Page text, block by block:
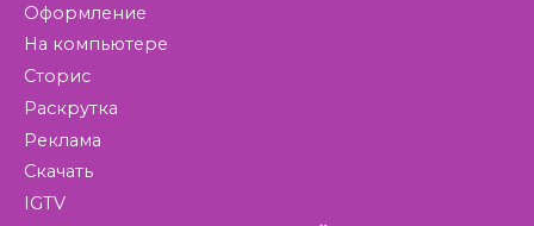
Оформление
На компьютере
Сторис
Раскрутка
Реклама
Скачать
IGTV